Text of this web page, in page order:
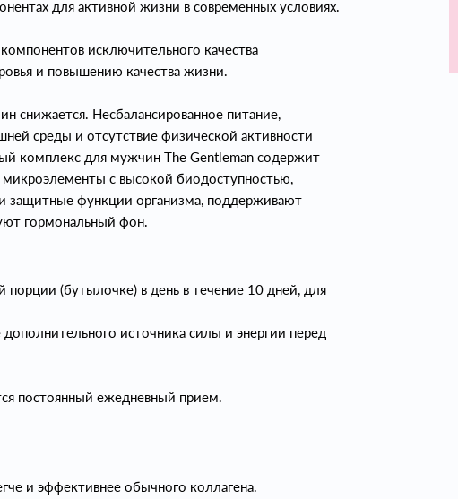
для активной жизни в современных условиях.
исключительного качества
и повышению качества жизни.
снижается. Несбалансированное питание,
среды и отсутствие физической активности
комплекс для мужчин The Gentleman содержит
с высокой биодоступностью,
защитные функции организма, поддерживают
гормональный фон.
порции (бутылочке) в день в течение 10 дней, для
источника силы и энергии перед
постоянный ежедневный прием.
и эффективнее обычного коллагена.